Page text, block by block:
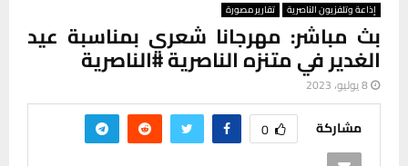
إذاعة وتلفزيون الناصرية تقارير مصورة
بث مباشر: مهرجانا شعري بمناسبة عيد
الغدير في متنزه الناصرية #الناصرية
8 يوليو، 2023
مشاركة 0